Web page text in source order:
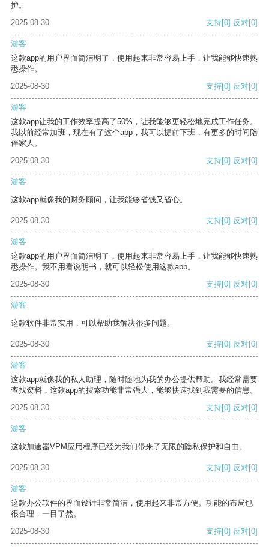
护。
2025-08-30
支持[0] 反对[0]
游客
这款app的用户界面简洁明了，使用起来非常容易上手，让我能够快速熟
悉操作。
2025-08-30
支持[0] 反对[0]
游客
这款app让我的工作效率提高了50%，让我能够更轻松地完成工作任务。
我以前经常加班，现在有了这个app，我可以提前下班，有更多的时间陪
伴家人。
2025-08-30
支持[0] 反对[0]
游客
这款app就像我的财务顾问，让我能够省钱又省心。
2025-08-30 支持[0] 反对[0]
游客
这款app的用户界面简洁明了，使用起来非常容易上手，让我能够快速熟
悉操作。我不用看说明书，就可以轻松使用这款app。
2025-08-30
支持[0] 反对[0]
游客
这款软件非常实用，可以帮助我解决很多问题。
2025-08-30 支持[0] 反对[0]
游客
这款app就像我的私人助理，随时随地为我的办公提供帮助。我经常需要
查找资料，这款app的搜索功能非常强大，能够快速找到我需要的信息。
2025-08-30
支持[0] 反对[0]
游客
这款加速器VPM应用程序已经为我们带来了无限的隐私保护和自由。
2025-08-30 支持[0] 反对[0]
游客
这款办公软件的界面设计非常简洁，使用起来非常方便。功能的布局也
很合理，一目了然。
2025-08-30
支持[0] 反对[0]